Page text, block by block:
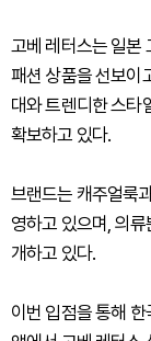
고베 레터스는 일본
패션 상품을 선보이
대와 트렌디한 스타
확보하고 있다.
브랜드는 캐주얼룩
영하고 있으며, 의
개하고 있다.
이번 입점을 통해